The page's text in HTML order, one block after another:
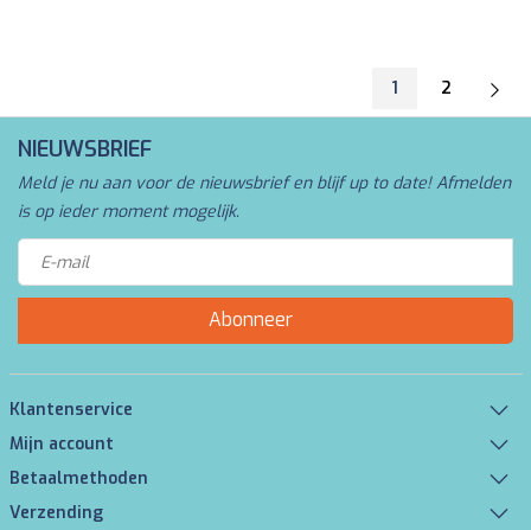
1 2
NIEUWSBRIEF
Meld je nu aan voor de nieuwsbrief en blijf up to date! Afmelden
is op ieder moment mogelijk.
Abonneer
Klantenservice
Mijn account
Betaalmethoden
Verzending